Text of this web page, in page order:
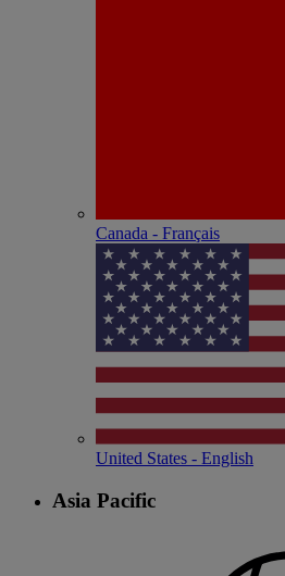
Canada - Français
United States - English
Asia Pacific